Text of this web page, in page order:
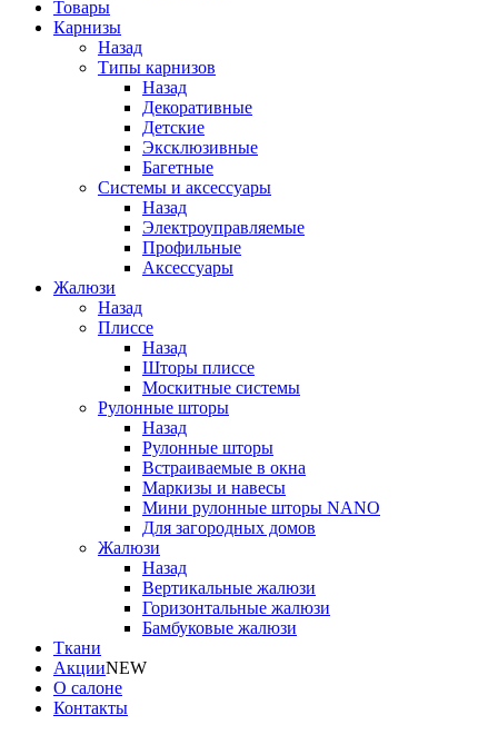
Товары
Карнизы
Назад
Типы карнизов
Назад
Декоративные
Детские
Эксклюзивные
Багетные
Системы и аксессуары
Назад
Электроуправляемые
Профильные
Аксессуары
Жалюзи
Назад
Плиссе
Назад
Шторы плиссе
Москитные системы
Рулонные шторы
Назад
Рулонные шторы
Встраиваемые в окна
Маркизы и навесы
Мини рулонные шторы NANO
Для загородных домов
Жалюзи
Назад
Вертикальные жалюзи
Горизонтальные жалюзи
Бамбуковые жалюзи
Ткани
АкцииNEW
О салоне
Контакты